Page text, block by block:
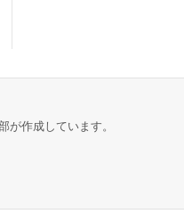
が作成しています。